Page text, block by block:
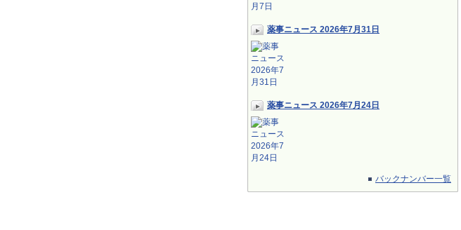
薬事ニュース 2026年7月31日
薬事ニュース 2026年7月24日
バックナンバー一覧